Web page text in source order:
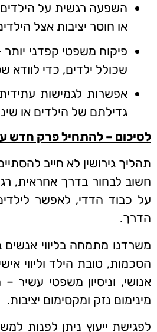
השפעה רגשית על
או חוסר יציבות אצל
פיקוח משפטי קפדני
שכולל ילדים, כדי לוודא
אפשרות לגמישות
גדילתם של הילדים או
לסיכום – להתחיל פרק חדש
תהליך גירושין לא חייב
חשוב לבחור בדרך אחראית,
על כבוד הדדי, לאפשר
הדרך.
משרדנו מתמחה בליווי אנשים
הסכמות, טובת הילד וליווי
אנושי, וניסיון משפטי
מינימום נזק ומקסימום יציבות.